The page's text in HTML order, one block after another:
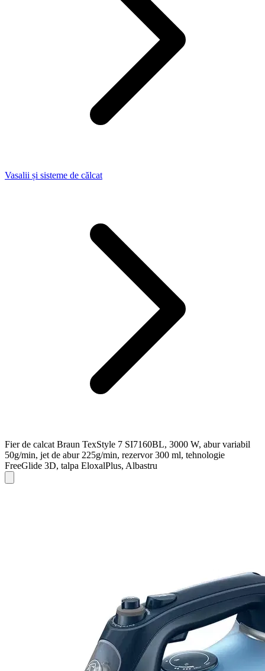
Vasalii și sisteme de călcat
Fier de calcat Braun TexStyle 7 SI7160BL, 3000 W, abur variabil
50g/min, jet de abur 225g/min, rezervor 300 ml, tehnologie
FreeGlide 3D, talpa EloxalPlus, Albastru